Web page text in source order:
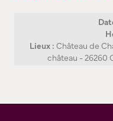
Lieux : Château de
château - 26260